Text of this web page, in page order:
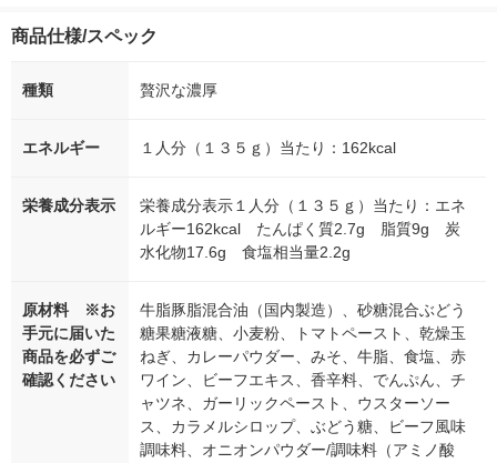
商品仕様/スペック
種類 贅沢な濃厚
エネルギー １人分（１３５ｇ）当たり：162kcal
栄養成分表示
栄養成分表示１人分（１３５ｇ）当たり：エネ
ルギー162kcal たんぱく質2.7g 脂質9g 炭
水化物17.6g 食塩相当量2.2g
原材料 ※お
手元に届いた
商品を必ずご
確認ください
牛脂豚脂混合油（国内製造）、砂糖混合ぶどう
糖果糖液糖、小麦粉、トマトペースト、乾燥玉
ねぎ、カレーパウダー、みそ、牛脂、食塩、赤
ワイン、ビーフエキス、香辛料、でんぷん、チ
ャツネ、ガーリックペースト、ウスターソー
ス、カラメルシロップ、ぶどう糖、ビーフ風味
調味料、オニオンパウダー/調味料（アミノ酸